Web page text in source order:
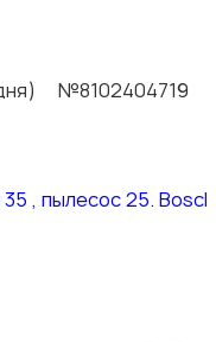
№8102404719